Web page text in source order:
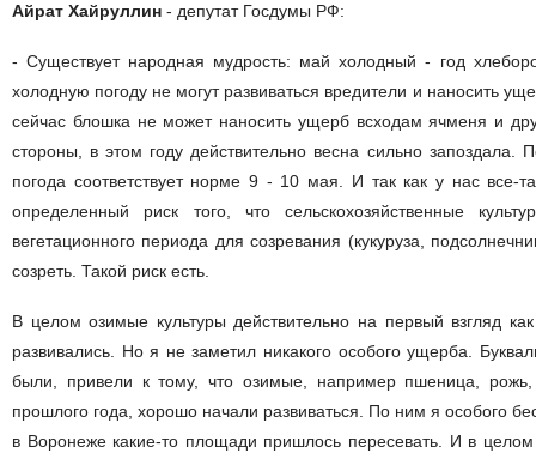
Айрат Хайруллин - депутат Госдумы РФ:
- Существует народная мудрость: май холодный - год
холодную погоду не могут развиваться вредители и наносить
сейчас блошка не может наносить ущерб всходам ячменя и
стороны, в этом году действительно весна сильно
погода соответствует норме 9 - 10 мая. И так как у нас все-
определенный риск того, что сельскохозяйственные
вегетационного периода для созревания (кукуруза,
созреть. Такой риск есть.
В целом озимые культуры действительно на первый взгляд
развивались. Но я не заметил никакого особого ущерба.
были, привели к тому, что озимые, например пшеница,
прошлого года, хорошо начали развиваться. По ним я особого
в Воронеже какие-то площади пришлось пересевать. И в целом